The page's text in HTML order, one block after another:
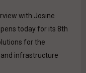
with Josine
today for its 8th
for the
and infrastructure